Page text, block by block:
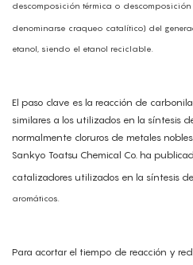
descomposición térmica o
denominarse craqueo catalítico) del
etanol, siendo el etanol reciclable.
El paso clave es la reacción de
similares a los utilizados en la síntesis
normalmente cloruros de metales
Sankyo Toatsu Chemical Co. ha
catalizadores utilizados en la síntesis de
aromáticos.
Para acortar el tiempo de reacción y